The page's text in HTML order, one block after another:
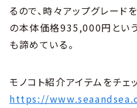
るので、時々アップグレード
の本体価格935,000円とい
も諦めている。
モノコト紹介アイテムをチェ
https://